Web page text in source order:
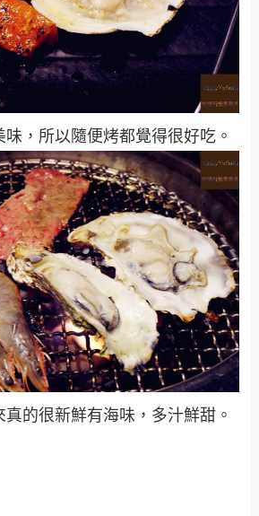
味，所以隨便烤都覺得很好吃。
的很新鮮有海味，多汁鮮甜。